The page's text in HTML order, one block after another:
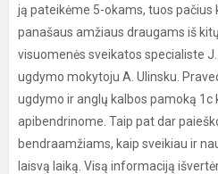
ją pateikėme 5-okams, tuos
panašaus amžiaus draugams iš
visuomenės sveikatos specialiste
ugdymo mokytoju A. Ulinsku.
ugdymo ir anglų kalbos pamoką 1c
apibendrinome. Taip pat dar
bendraamžiams, kaip sveikiau ir
laisvą laiką. Visą informaciją